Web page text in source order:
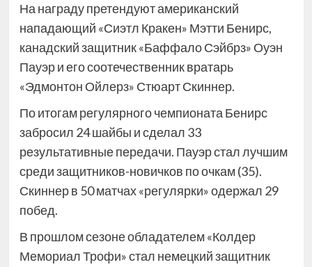
На награду претендуют американский
нападающий «Сиэтл Кракен» Мэтти Бенирс,
канадский защитник «Баффало Сэйбрз» Оуэн
Пауэр и его соотечественник вратарь
«Эдмонтон Ойлерз» Стюарт Скиннер.
По итогам регулярного чемпионата Бенирс
забросил 24 шайбы и сделал 33
результативные передачи. Пауэр стал лучшим
среди защитников-новичков по очкам (35).
Скиннер в 50 матчах «регулярки» одержал 29
побед.
В прошлом сезоне обладателем «Колдер
Мемориал Трофи» стал немецкий защитник